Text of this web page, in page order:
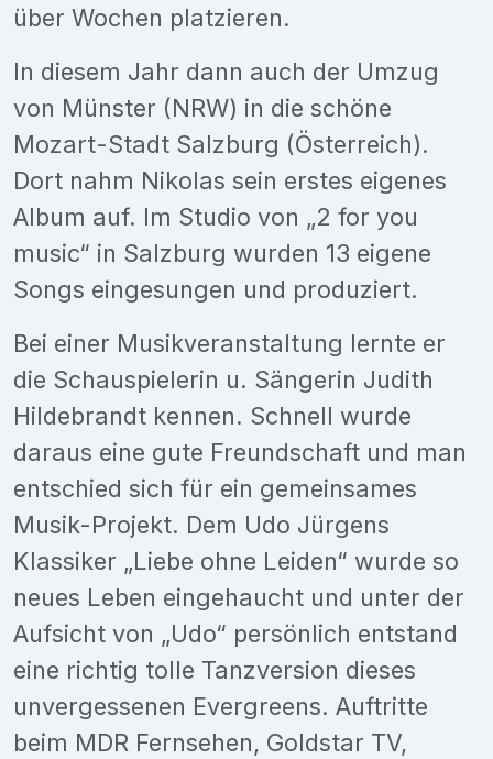
über Wochen platzieren.
In diesem Jahr dann auch der Umzug
von Münster (NRW) in die schöne
Mozart-Stadt Salzburg (Österreich).
Dort nahm Nikolas sein erstes eigenes
Album auf. Im Studio von „2 for you
music“ in Salzburg wurden 13 eigene
Songs eingesungen und produziert.
Bei einer Musikveranstaltung lernte er
die Schauspielerin u. Sängerin Judith
Hildebrandt kennen. Schnell wurde
daraus eine gute Freundschaft und man
entschied sich für ein gemeinsames
Musik-Projekt. Dem Udo Jürgens
Klassiker „Liebe ohne Leiden“ wurde so
neues Leben eingehaucht und unter der
Aufsicht von „Udo“ persönlich entstand
eine richtig tolle Tanzversion dieses
unvergessenen Evergreens. Auftritte
beim MDR Fernsehen, Goldstar TV,